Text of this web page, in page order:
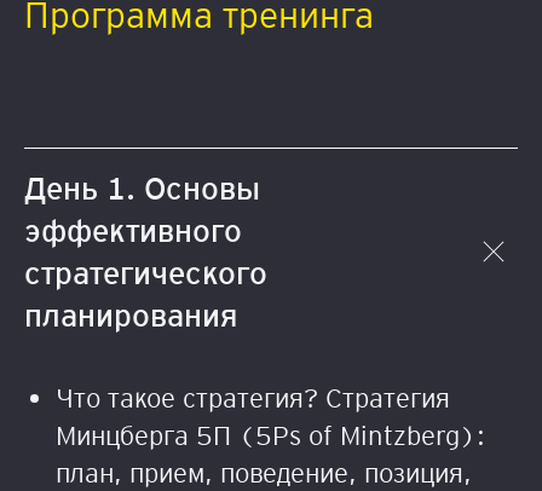
Программа тренинга
День 1. Основы
эффективного
стратегического
планирования
Что такое стратегия? Стратегия
Минцберга 5П (5Ps of Mintzberg):
план, прием, поведение, позиция,